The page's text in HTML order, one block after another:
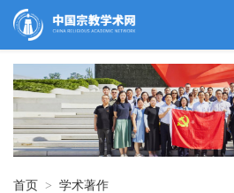
首页 > 学术著作